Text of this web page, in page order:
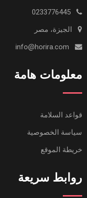
الجيزة، مصر
معلومات هامة
قواعد السلامة
سياسة الخصوصية
خريطة الموقع
روابط سريعة